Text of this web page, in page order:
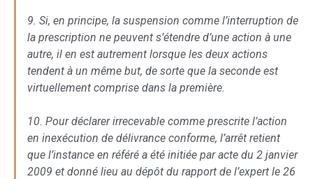
9. Si, en principe, la suspension comme l’interruption de
la prescription ne peuvent s’étendre d’une action à une
autre, il en est autrement lorsque les deux actions
tendent à un même but, de sorte que la seconde est
virtuellement comprise dans la première.
10. Pour déclarer irrecevable comme prescrite l’action
en inexécution de délivrance conforme, l’arrêt retient
que l’instance en référé a été initiée par acte du 2 janvier
2009 et donné lieu au dépôt du rapport de l’expert le 26